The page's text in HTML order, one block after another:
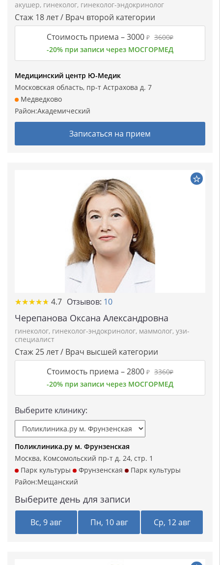
акушер, гинеколог, гинеколог-эндокринолог
Стаж 18 лет / Врач второй категории
Стоимость приема –3000 ₽ 3600₽
-20% при записи через МОСГОРМЕД
Медицинский центр Ю-Медик
Московская область, пр-т Астрахова д. 7
Медведково
Район:Академический
Записаться на прием
★★★★★
★★★★★ 4.7 Отзывов: 10
Черепанова Оксана Александровна
гинеколог, гинеколог-эндокринолог, маммолог, узи-
специалист
Стаж 25 лет / Врач высшей категории
Стоимость приема –2800 ₽ 3360₽
-20% при записи через МОСГОРМЕД
Выберите клинику:
Поликлиника.ру м. Фрунзенская
Москва, Комсомольский пр-т д. 24, стр. 1
Парк культуры
Фрунзенская
Парк культуры
Район:Мещанский
Выберите день для записи
Вс, 9 авг Пн, 10 авг Ср, 12 авг